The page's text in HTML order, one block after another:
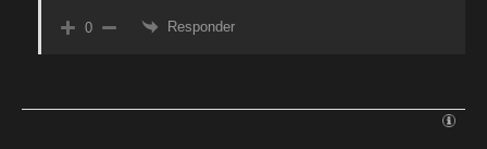
0 Responder